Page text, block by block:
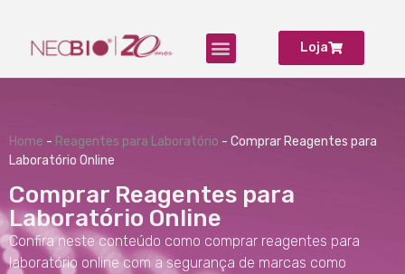
Loja
Home - Reagentes para Laboratório - Comprar Reagentes para
Laboratório Online
Comprar Reagentes para
Laboratório Online
Confira neste conteúdo como comprar reagentes para
laboratório online com a segurança de marcas como